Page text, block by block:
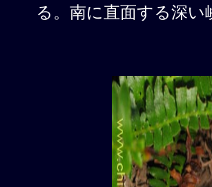
る。南に直面する深い